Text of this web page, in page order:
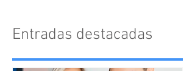
Entradas destacadas